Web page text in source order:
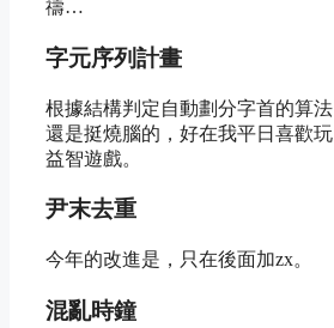
禱…
字元序列計畫
根據結構判定自動劃分字首的算法
還是挺燒腦的，好在我平日喜歡玩
益智遊戲。
尹末去重
今年的改進是，只在後面加zx。
混亂時鐘